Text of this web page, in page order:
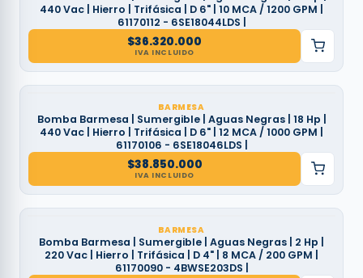
440 Vac | Hierro | Trifásica | D 6" | 10 MCA / 1200 GPM |
61170112 - 6SE18044LDS |
$36.320.000
IVA INCLUIDO
BARMESA
Bomba Barmesa | Sumergible | Aguas Negras | 18 Hp |
440 Vac | Hierro | Trifásica | D 6" | 12 MCA / 1000 GPM |
61170106 - 6SE18046LDS |
$38.850.000
IVA INCLUIDO
BARMESA
Bomba Barmesa | Sumergible | Aguas Negras | 2 Hp |
220 Vac | Hierro | Trifásica | D 4" | 8 MCA / 200 GPM |
61170090 - 4BWSE203DS |